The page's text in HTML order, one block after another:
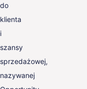
do
klienta
i
szansy
sprzedażowej,
nazywanej